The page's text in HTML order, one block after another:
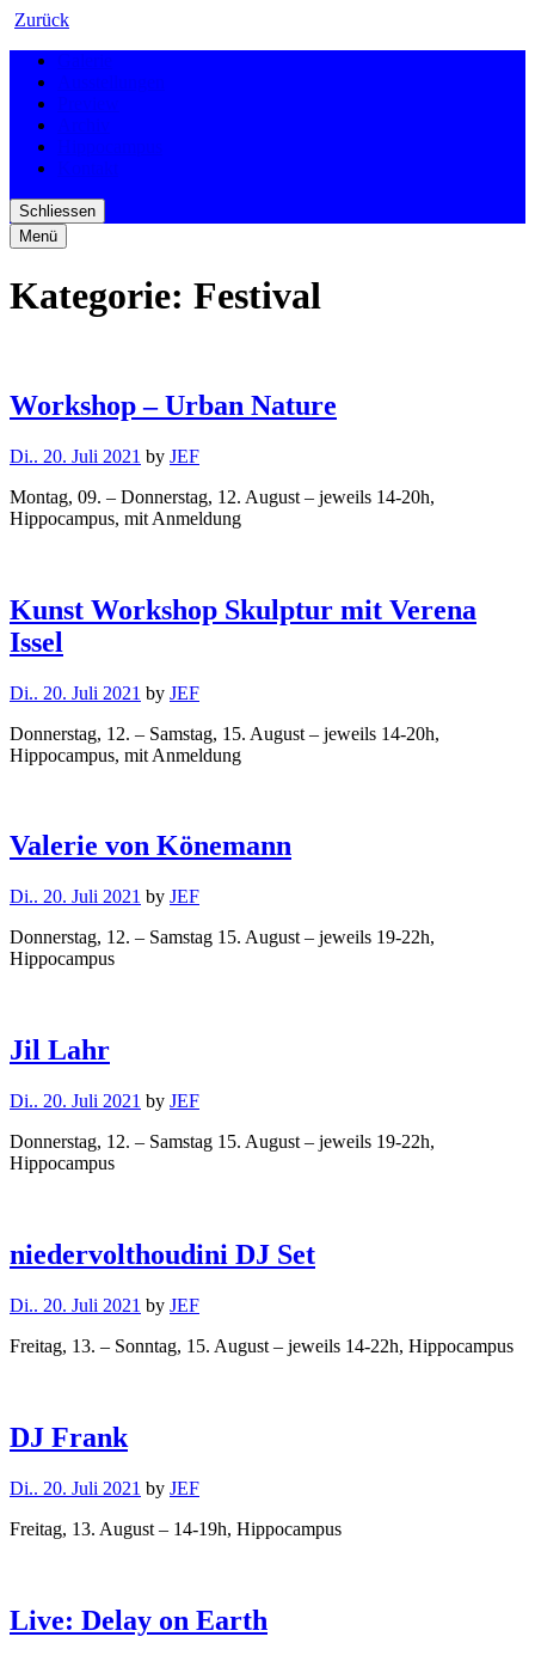
Zurück
Schliessen
Menü
Kategorie: Festival
Workshop – Urban Nature
Di.. 20. Juli 2021 by JEF
Montag, 09. – Donnerstag, 12. August – jeweils 14-20h,
Hippocampus, mit Anmeldung
Kunst Workshop Skulptur mit Verena
Issel
Di.. 20. Juli 2021 by JEF
Donnerstag, 12. – Samstag, 15. August – jeweils 14-20h,
Hippocampus, mit Anmeldung
Valerie von Könemann
Di.. 20. Juli 2021 by JEF
Donnerstag, 12. – Samstag 15. August – jeweils 19-22h,
Hippocampus
Jil Lahr
Di.. 20. Juli 2021 by JEF
Donnerstag, 12. – Samstag 15. August – jeweils 19-22h,
Hippocampus
niedervolthoudini DJ Set
Di.. 20. Juli 2021 by JEF
Freitag, 13. – Sonntag, 15. August – jeweils 14-22h, Hippocampus
DJ Frank
Di.. 20. Juli 2021 by JEF
Freitag, 13. August – 14-19h, Hippocampus
Live: Delay on Earth